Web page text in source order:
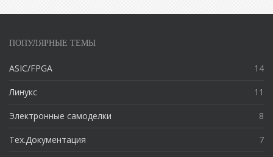
ПОПУЛЯРНЫЕ ТЕМЫ
ASIC/FPGA 14
Линукс 11
Электронные самоделки 8
Тех.Документация 7